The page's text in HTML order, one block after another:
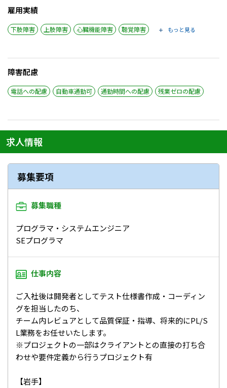
雇用実績
下肢障害 上肢障害 心臓機能障害 聴覚障害 もっと見る
障害配慮
電話への配慮 自動車通勤可 通勤時間への配慮 残業ゼロの配慮
求人情報
募集要項
募集職種
プログラマ・システムエンジニア
SEプログラマ
仕事内容
ご入社後は開発者としてテスト仕様書作成・コーディン
グを担当したのち、
チーム内レビュアとして品質保証・指導、将来的にPL/S
L業務をお任せいたします。
※プロジェクトの一部はクライアントとの直接の打ち合
わせや要件定義から行うプロジェクト有
【岩手】